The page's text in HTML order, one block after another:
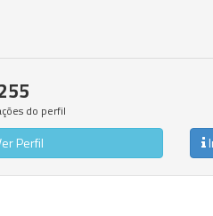
do perfil
Perfil